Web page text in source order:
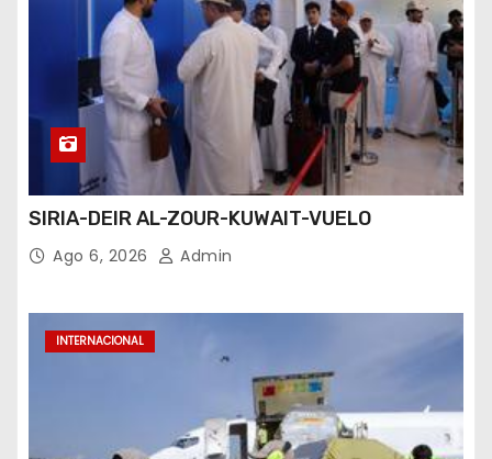
SIRIA-DEIR AL-ZOUR-KUWAIT-VUELO
Ago 6, 2026 Admin
INTERNACIONAL